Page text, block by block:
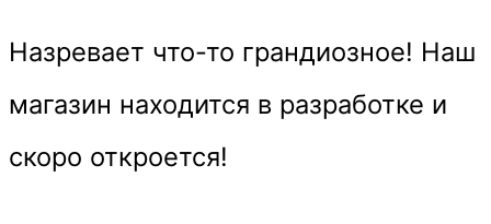
Назревает что-то грандиозное! Наш
магазин находится в разработке и
скоро откроется!